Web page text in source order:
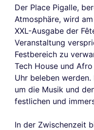
Der Place Pigalle,
Atmosphäre, wird
XXL-Ausgabe der
Veranstaltung
Festbereich zu
Tech House und
Uhr beleben
um die Musik und
festlichen und
In der Zwischenzeit